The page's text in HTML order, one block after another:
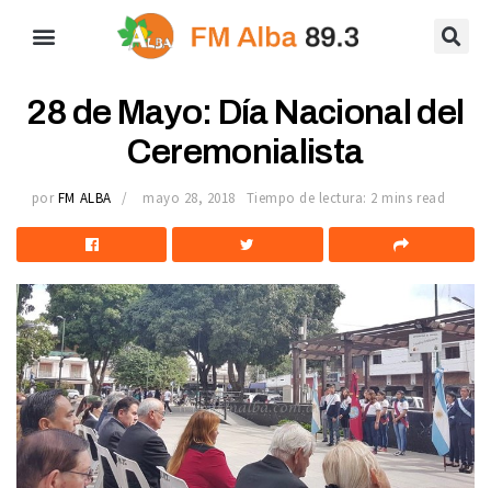
28 de Mayo: Día Nacional del
Ceremonialista
por FM ALBA mayo 28, 2018 Tiempo de lectura: 2 mins read